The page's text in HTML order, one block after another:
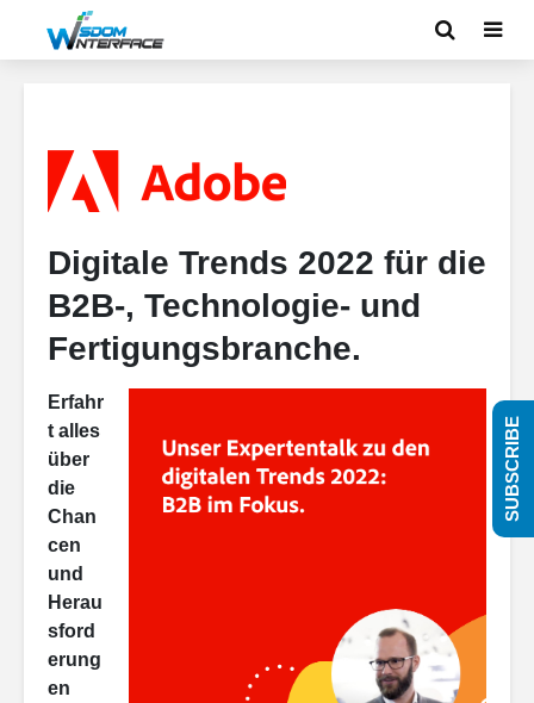
Digitale Trends 2022 für die
B2B-, Technologie- und
Fertigungsbranche.
Erfahr
t alles
über
die
Chan
cen
und
Herau
sford
erung
en
SUBSCRIBE